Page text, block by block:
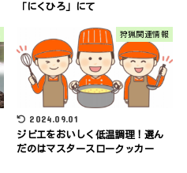
「にくひろ」にて
狩猟関連情報
2024.09.01
ジビエをおいしく低温調理！選ん
だのはマスタースロークッカー